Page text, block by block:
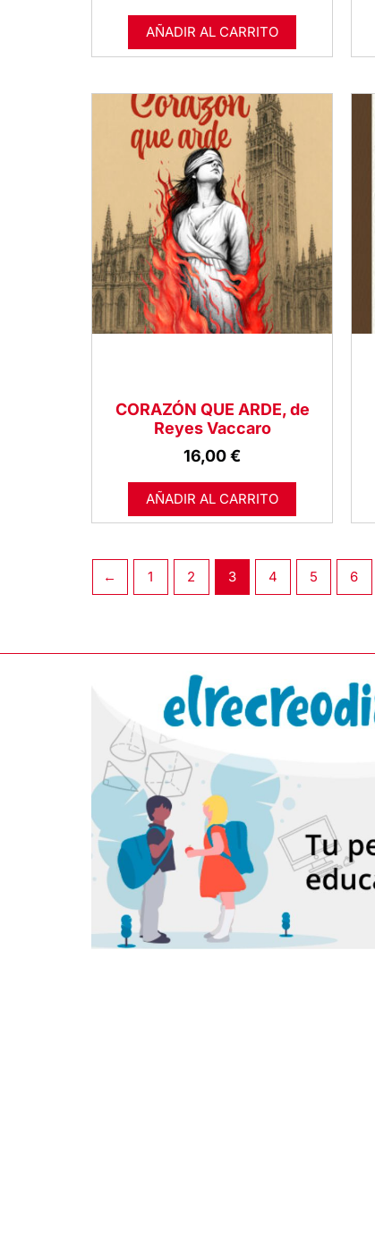
AÑADIR AL CARRITO
CORAZÓN QUE ARDE, de
Reyes Vaccaro
16,00€
AÑADIR AL CARRITO
← 1 2 3 4 5 6